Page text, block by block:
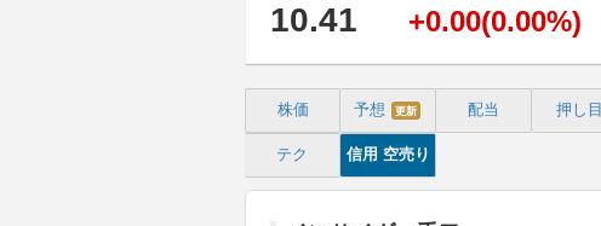
10.41 +0.00(0.00%)
株価 予想 更新 配当 押し目
テク 信用 空売り